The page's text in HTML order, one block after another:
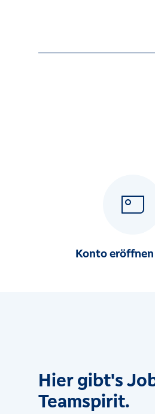
Konto
Hier gibt's
Teamspirit.